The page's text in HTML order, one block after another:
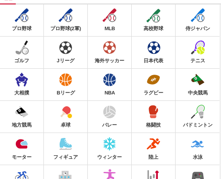
プロ野球 プロ野球(2軍) MLB 高校野球 侍ジャパン
ゴルフ Jリーグ 海外サッカー 日本代表 テニス
大相撲 Bリーグ NBA ラグビー 中央競馬
地方競馬 卓球 バレー 格闘技 バドミントン
モーター フィギュア ウィンター 陸上 水泳